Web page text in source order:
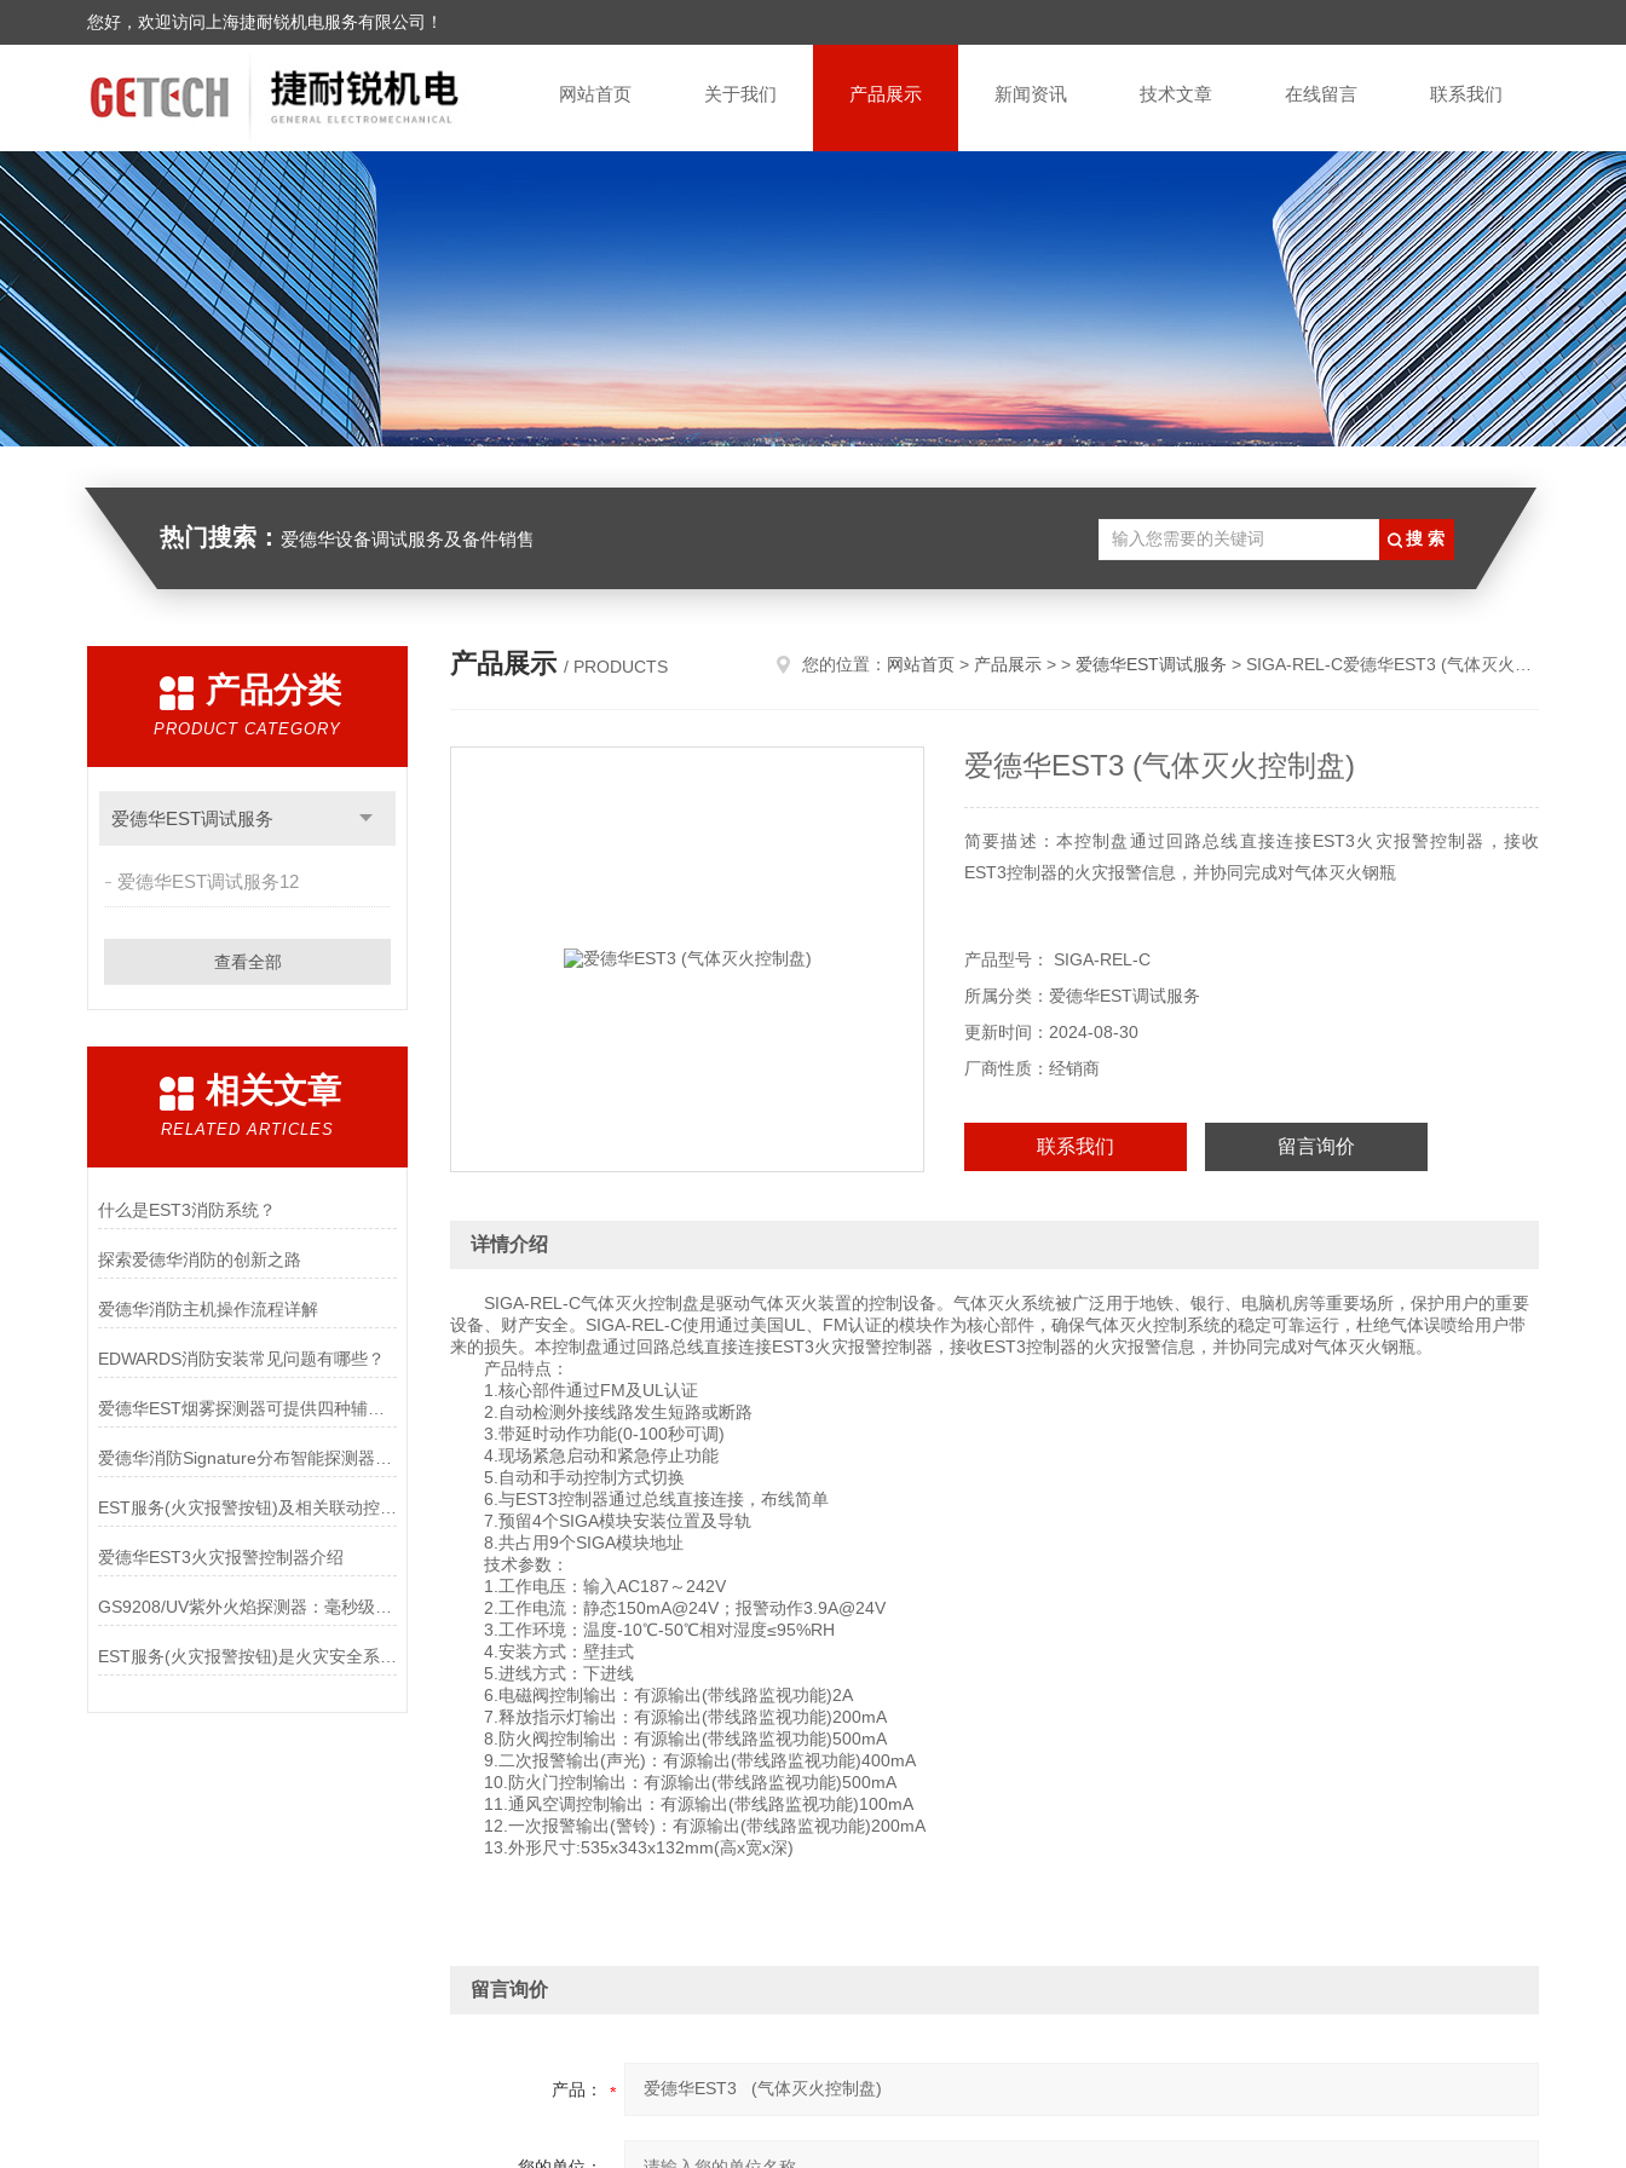
您好，欢迎访问上海捷耐锐机电服务有限公司！
网站首页 关于我们 产品展示 新闻资讯 技术文章 在线留言 联系我们
热门搜索： 爱德华设备调试服务及备件销售
产品分类
PRODUCT CATEGORY
爱德华EST调试服务
爱德华EST调试服务12
查看全部
相关文章
RELATED ARTICLES
什么是EST3消防系统？
探索爱德华消防的创新之路
爱德华消防主机操作流程详解
EDWARDS消防安装常见问题有哪些？
爱德华EST烟雾探测器可提供四种辅助功能
EST服务(火灾报警按钮)及相关联动控制的设计
爱德华EST3火灾报警控制器介绍
产品展示 / PRODUCTS 您的位置： 网站首页 > 产品展示 > > 爱德华EST调试服务 > SIGA-REL-C爱德华EST3 (气体灭火控制盘)
爱德华EST3 (气体灭火控制盘)
简要描述：本控制盘通过回路总线直接连接EST3火灾报警控制器，接收
EST3控制器的火灾报警信息，并协同完成对气体灭火钢瓶
产品型号： SIGA-REL-C
所属分类：爱德华EST调试服务
更新时间：2024-08-30
厂商性质：经销商
联系我们 留言询价
详情介绍
SIGA-REL-C气体灭火控制盘是驱动气体灭火装置的控制设备。气体灭火系统被广泛用于地铁、银行、电脑机房等重要场所，保护用户的重要
设备、财产安全。SIGA-REL-C使用通过美国UL、FM认证的模块作为核心部件，确保气体灭火控制系统的稳定可靠运行，杜绝气体误喷给用户带
来的损失。本控制盘通过回路总线直接连接EST3火灾报警控制器，接收EST3控制器的火灾报警信息，并协同完成对气体灭火钢瓶。
产品特点：
1.核心部件通过FM及UL认证
2.自动检测外接线路发生短路或断路
3.带延时动作功能(0-100秒可调)
4.现场紧急启动和紧急停止功能
5.自动和手动控制方式切换
6.与EST3控制器通过总线直接连接，布线简单
7.预留4个SIGA模块安装位置及导轨
8.共占用9个SIGA模块地址
技术参数：
1.工作电压：输入AC187～242V
2.工作电流：静态150mA@24V；报警动作3.9A@24V
3.工作环境：温度-10℃-50℃相对湿度≤95%RH
4.安装方式：壁挂式
5.进线方式：下进线
6.电磁阀控制输出：有源输出(带线路监视功能)2A
7.释放指示灯输出：有源输出(带线路监视功能)200mA
8.防火阀控制输出：有源输出(带线路监视功能)500mA
9.二次报警输出(声光)：有源输出(带线路监视功能)400mA
10.防火门控制输出：有源输出(带线路监视功能)500mA
11.通风空调控制输出：有源输出(带线路监视功能)100mA
12.一次报警输出(警铃)：有源输出(带线路监视功能)200mA
13.外形尺寸:535x343x132mm(高x宽x深)
留言询价
产品：